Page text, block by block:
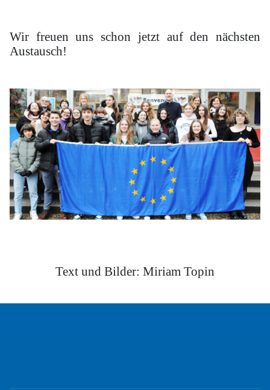
Wir freuen uns schon jetzt auf den nächsten
Austausch!
Text und Bilder: Miriam Topin